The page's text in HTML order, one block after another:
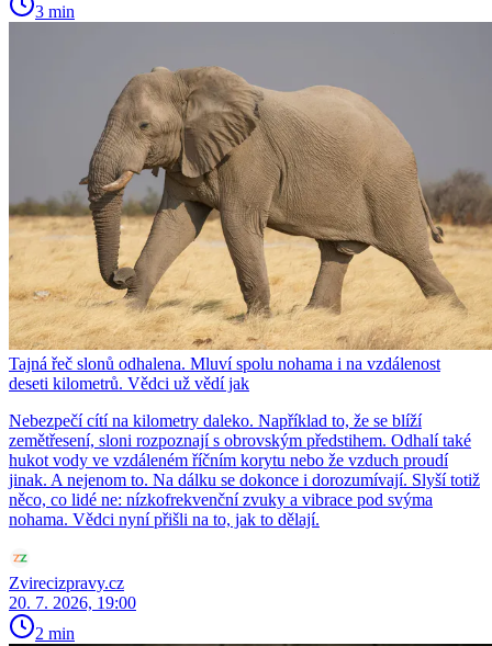
3 min
Tajná řeč slonů odhalena. Mluví spolu nohama i na vzdálenost
deseti kilometrů. Vědci už vědí jak
Nebezpečí cítí na kilometry daleko. Například to, že se blíží
zemětřesení, sloni rozpoznají s obrovským předstihem. Odhalí také
hukot vody ve vzdáleném říčním korytu nebo že vzduch proudí
jinak. A nejenom to. Na dálku se dokonce i dorozumívají. Slyší totiž
něco, co lidé ne: nízkofrekvenční zvuky a vibrace pod svýma
nohama. Vědci nyní přišli na to, jak to dělají.
Zvirecizpravy.cz
20. 7. 2026, 19:00
2 min